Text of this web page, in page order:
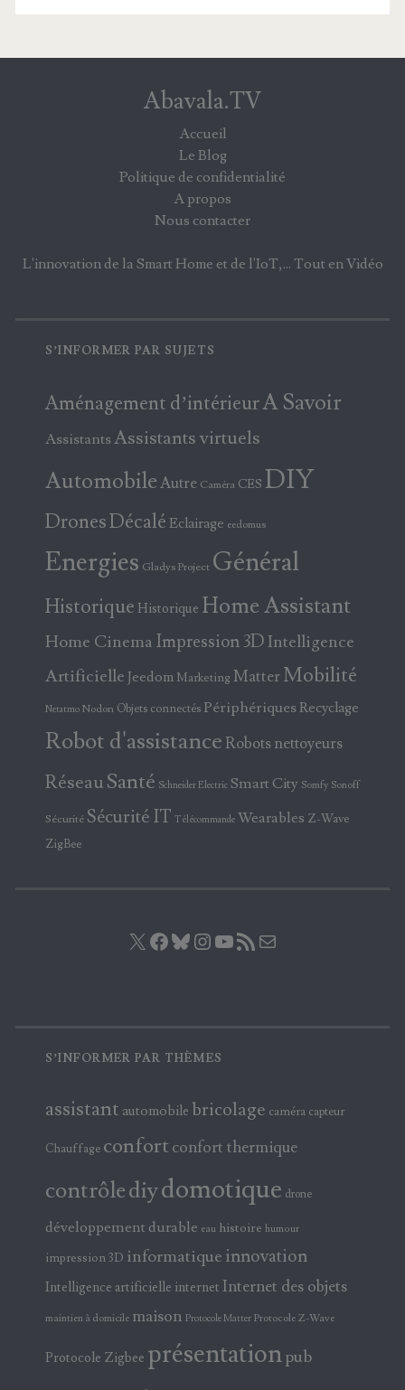
Abavala.TV
Accueil
Le Blog
Politique de confidentialité
A propos
Nous contacter
L'innovation de la Smart Home et de l'IoT,... Tout en Vidéo
S’INFORMER PAR SUJETS
Aménagement d’intérieurA Savoir
AssistantsAssistants virtuels
AutomobileAutre Caméra CES DIY
DronesDécalé Eclairage eedomus
Energies Gladys Project Général
Historique Historique Home Assistant
Home Cinema Impression 3DIntelligence
Artificielle Jeedom Marketing Matter Mobilité
Netatmo Nodon Objets connectés PériphériquesRecyclage
Robot d'assistance Robots nettoyeurs
RéseauSanté Schneider Electric Smart City Somfy Sonoff
Sécurité Sécurité IT Télécommande Wearables Z-Wave
ZigBee
X Facebook
Bluesky
Instagram
YouTube
Flux RSS
S’INFORMER PAR THÈMES
assistant automobile bricolage caméra capteur
Chauffage confort confort thermique
contrôlediydomotique drone
développement durable eau histoire humour
impression 3D informatique innovation
Intelligence artificielle internet Internet des objets
maintien à domicile maison Protocole Matter Protocole Z-Wave
Protocole Zigbee présentationpub